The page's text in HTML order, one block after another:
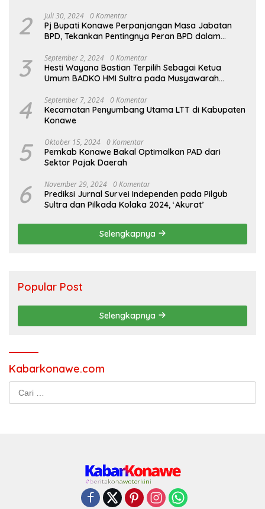
2 Juli 30, 2024 0 Komentar
Pj Bupati Konawe Perpanjangan Masa Jabatan
BPD, Tekankan Pentingnya Peran BPD dalam
3 September 2, 2024 0 Komentar
Hesti Wayana Bastian Terpilih Sebagai Ketua
Umum BADKO HMI Sultra pada Musyawarah
4 September 7, 2024 0 Komentar
Kecamatan Penyumbang Utama LTT di Kabupaten
Konawe
5 Oktober 15, 2024 0 Komentar
Pemkab Konawe Bakal Optimalkan PAD dari
Sektor Pajak Daerah
6 November 29, 2024 0 Komentar
Prediksi Jurnal Survei Independen pada Pilgub
Sultra dan Pilkada Kolaka 2024, ‘Akurat’
Selengkapnya
Popular Post
Selengkapnya
Kabarkonawe.com